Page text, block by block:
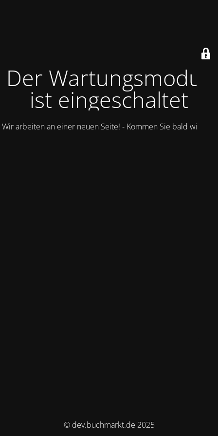
Der Wartungsmodus
ist eingeschaltet
Wir arbeiten an einer neuen Seite! - Kommen Sie bald wieder.
© dev.buchmarkt.de 2025